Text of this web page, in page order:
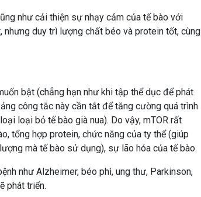
như cải thiện sự nhạy cảm của tế bào với
duy trì lượng chất béo và protein tốt, cùng
bật (chẳng hạn như khi tập thể dục để phát
công tắc này cần tắt để tăng cường quá trình
loại bỏ tế bào già nua). Do vậy, mTOR rất
tổng hợp protein, chức năng của ty thể (giúp
mà tế bào sử dụng), sự lão hóa của tế bào.
như Alzheimer, béo phì, ung thư, Parkinson,
phát triển.